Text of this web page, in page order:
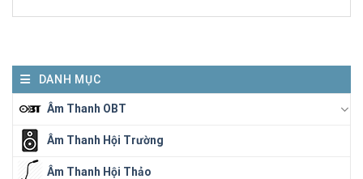
DANH MỤC
Âm Thanh OBT
Âm Thanh Hội Trường
Âm Thanh Hội Thảo